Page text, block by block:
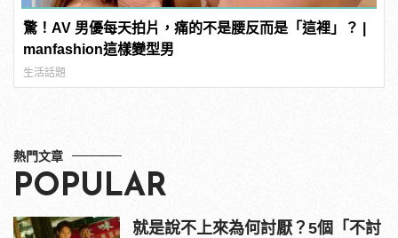
驚！AV 男優每天拍片，痛的不是腰反而是「這裡」？ |
manfashion這樣變型男
生活話題
熱門文章
POPULAR
就是說不上來為何討厭？5個「不討